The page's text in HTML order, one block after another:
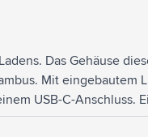
Das Gehäuse
Mit eingebautem
USB-C-Anschluss.
5 W.